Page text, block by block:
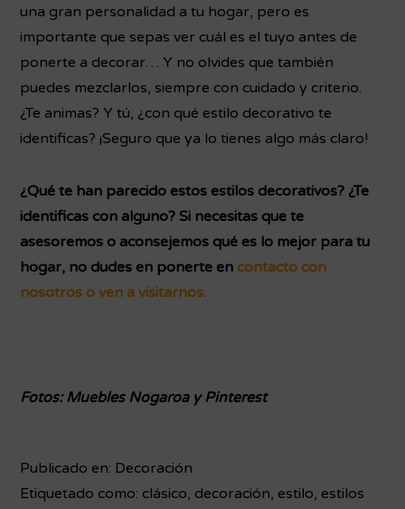
una gran personalidad a tu hogar, pero es
importante que sepas ver cuál es el tuyo antes de
ponerte a decorar… Y no olvides que también
puedes mezclarlos, siempre con cuidado y criterio.
¿Te animas? Y tú, ¿con qué estilo decorativo te
identificas? ¡Seguro que ya lo tienes algo más claro!
¿Qué te han parecido estos estilos decorativos? ¿Te
identificas con alguno? Si necesitas que te
asesoremos o aconsejemos qué es lo mejor para tu
hogar, no dudes en ponerte en contacto con
nosotros o ven a visitarnos.
Fotos: Muebles Nogaroa y Pinterest
Publicado en: Decoración
Etiquetado como: clásico, decoración, estilo, estilos